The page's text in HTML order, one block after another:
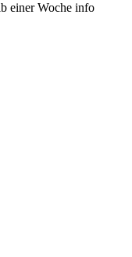
einer Woche info